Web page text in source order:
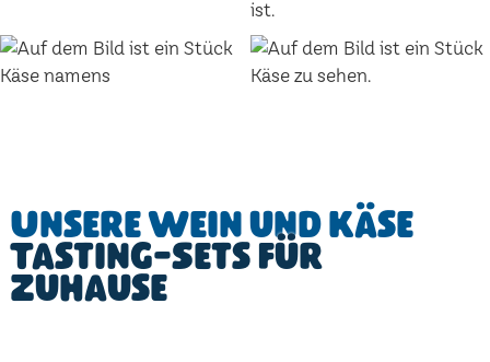
Unsere Wein und Käse
Tasting-Sets für
Zuhause